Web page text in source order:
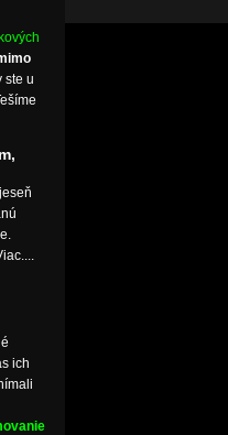
ste u
ich